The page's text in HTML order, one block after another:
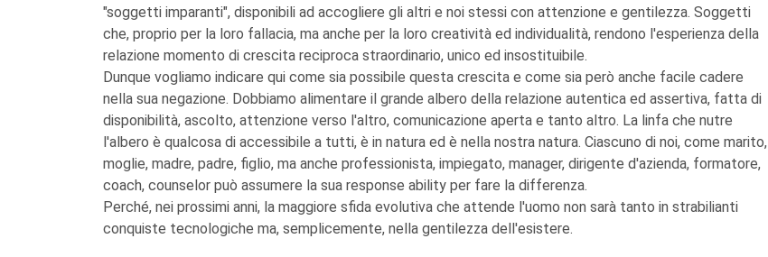
"soggetti imparanti", disponibili ad accogliere gli altri e noi stessi con attenzione e gentilezza. Soggetti
che, proprio per la loro fallacia, ma anche per la loro creatività ed individualità, rendono l'esperienza della
relazione momento di crescita reciproca straordinario, unico ed insostituibile.
Dunque vogliamo indicare qui come sia possibile questa crescita e come sia però anche facile cadere
nella sua negazione. Dobbiamo alimentare il grande albero della relazione autentica ed assertiva, fatta di
disponibilità, ascolto, attenzione verso l'altro, comunicazione aperta e tanto altro. La linfa che nutre
l'albero è qualcosa di accessibile a tutti, è in natura ed è nella nostra natura. Ciascuno di noi, come marito,
moglie, madre, padre, figlio, ma anche professionista, impiegato, manager, dirigente d'azienda, formatore,
coach, counselor può assumere la sua response ability per fare la differenza.
Perché, nei prossimi anni, la maggiore sfida evolutiva che attende l'uomo non sarà tanto in strabilianti
conquiste tecnologiche ma, semplicemente, nella gentilezza dell'esistere.